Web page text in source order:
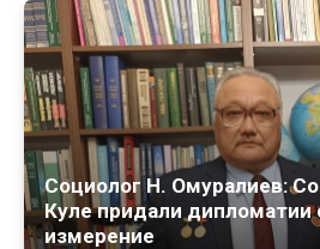
Социолог Н. Омуралиев:
Куле придали
измерение